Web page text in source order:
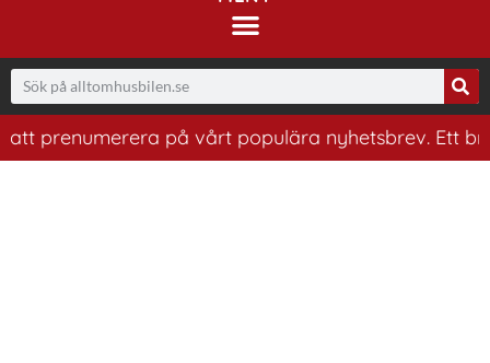
på vårt populära nyhetsbrev. Ett bra sätt